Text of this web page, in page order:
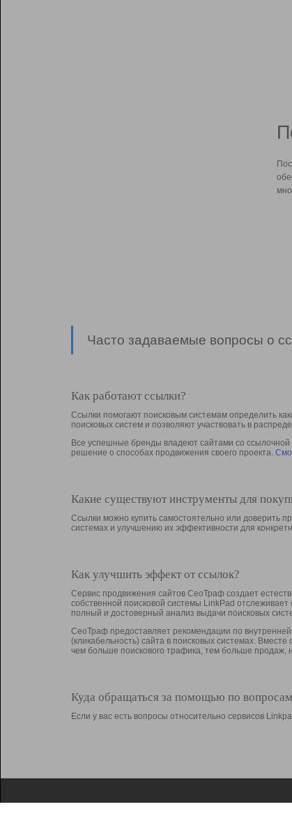
Часто задаваемые вопросы о
Как работают ссылки?
Ссылки помогают поисковым системам определить
поисковых систем и позволяют участвовать в
Все успешные бренды владеют сайтами со ссылочной
решение о способах продвижения своего проекта.
Какие существуют инструменты для
Ссылки можно купить самостоятельно или доверить
системах и улучшению их эффективности для
Как улучшить эффект от ссылок?
Сервис продвижения сайтов СеоТраф создает
собственной поисковой системы LinkPad
полный и достоверный анализ выдачи поисковых
СеоТраф предоставляет рекомендации по
(кликабельность) сайта в поисковых системах.
чем больше поискового трафика, тем больше
Куда обращаться за помощью по
Если у вас есть вопросы относительно сервисов